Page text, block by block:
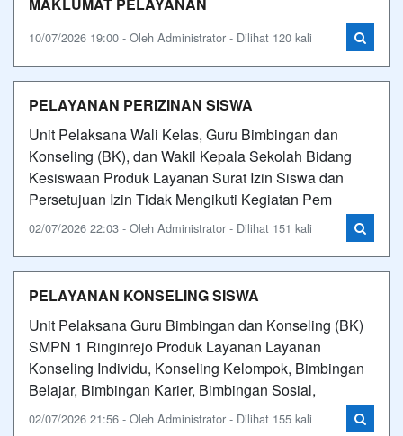
10/07/2026 19:00 - Oleh Administrator - Dilihat 120 kali
PELAYANAN PERIZINAN SISWA
Unit Pelaksana Wali Kelas, Guru Bimbingan dan
Konseling (BK), dan Wakil Kepala Sekolah Bidang
Kesiswaan Produk Layanan Surat Izin Siswa dan
Persetujuan Izin Tidak Mengikuti Kegiatan Pem
02/07/2026 22:03 - Oleh Administrator - Dilihat 151 kali
PELAYANAN KONSELING SISWA
Unit Pelaksana Guru Bimbingan dan Konseling (BK)
SMPN 1 Ringinrejo Produk Layanan Layanan
Konseling Individu, Konseling Kelompok, Bimbingan
Belajar, Bimbingan Karier, Bimbingan Sosial,
02/07/2026 21:56 - Oleh Administrator - Dilihat 155 kali